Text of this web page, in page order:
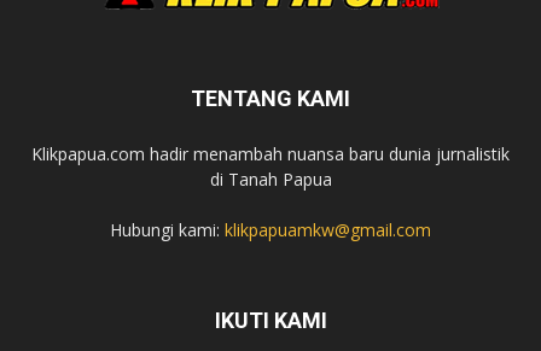
TENTANG KAMI
Klikpapua.com hadir menambah nuansa baru dunia jurnalistik
di Tanah Papua
Hubungi kami: klikpapuamkw@gmail.com
IKUTI KAMI